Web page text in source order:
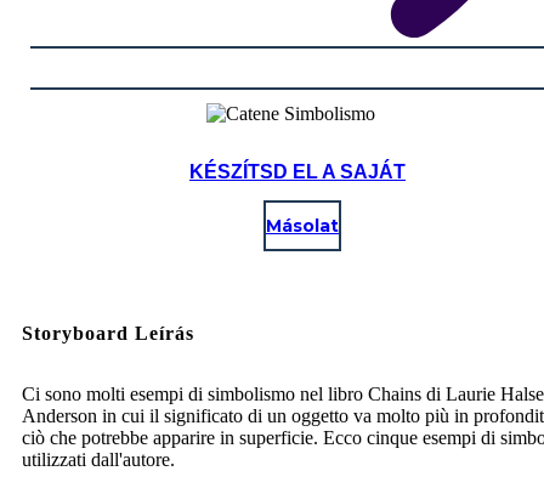
KÉSZÍTSD EL A SAJÁT
Másolat
Storyboard Leírás
Ci sono molti esempi di simbolismo nel libro Chains di Laurie Halse
Anderson in cui il significato di un oggetto va molto più in
ciò che potrebbe apparire in superficie. Ecco cinque esempi di
utilizzati dall'autore.